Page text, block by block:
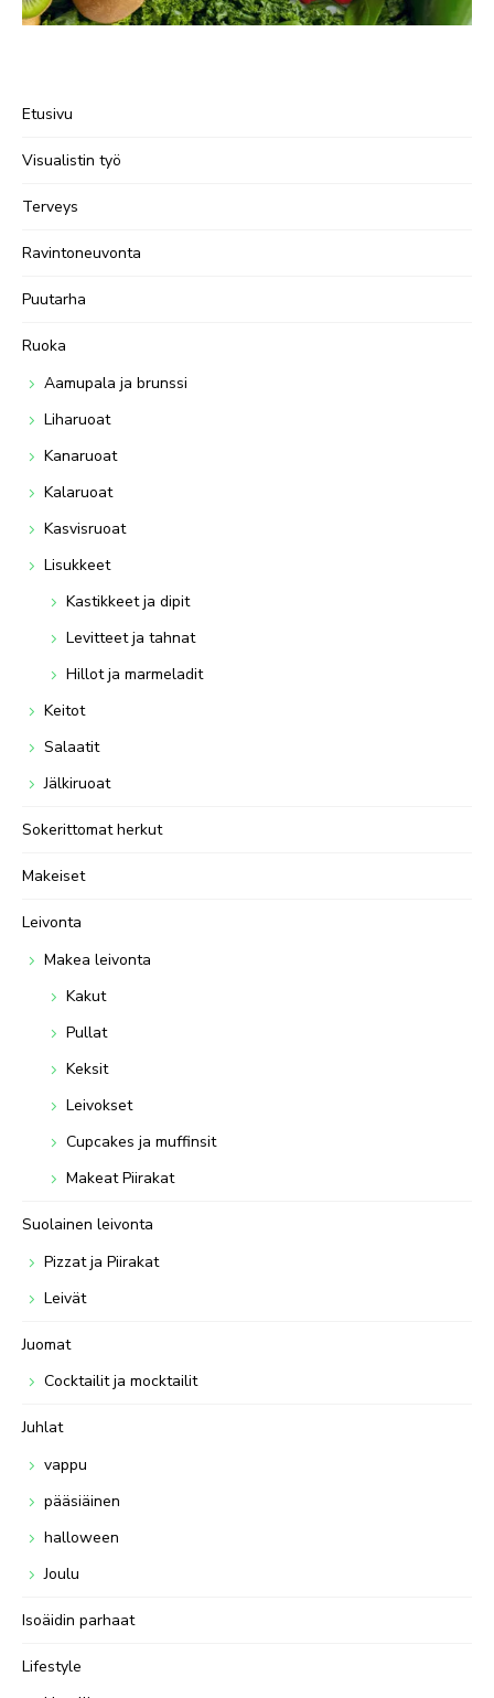
Etusivu
Visualistin työ
Terveys
Ravintoneuvonta
Puutarha
Ruoka
Aamupala ja brunssi
Liharuoat
Kanaruoat
Kalaruoat
Kasvisruoat
Lisukkeet
Kastikkeet ja dipit
Levitteet ja tahnat
Hillot ja marmeladit
Keitot
Salaatit
Jälkiruoat
Sokerittomat herkut
Makeiset
Leivonta
Makea leivonta
Kakut
Pullat
Keksit
Leivokset
Cupcakes ja muffinsit
Makeat Piirakat
Suolainen leivonta
Pizzat ja Piirakat
Leivät
Juomat
Cocktailit ja mocktailit
Juhlat
vappu
pääsiäinen
halloween
Joulu
Isoäidin parhaat
Lifestyle